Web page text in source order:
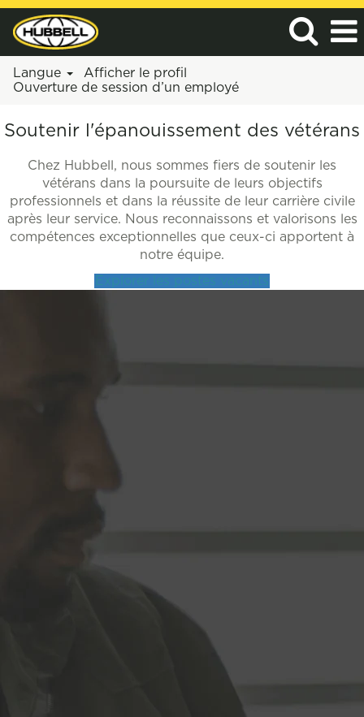
Langue
Afficher le profil
Ouverture de session d’un employé
Soutenir l'épanouissement des vétérans
Chez Hubbell, nous sommes fiers de soutenir les
vétérans dans la poursuite de leurs objectifs
professionnels et dans la réussite de leur carrière civile
après leur service. Nous reconnaissons et valorisons les
compétences exceptionnelles que ceux-ci apportent à
notre équipe.
Explorer les postes vacants